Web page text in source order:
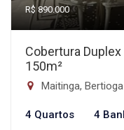
R$ 890.000
Cobertura
150m²
Maitinga,
4 Quartos 4